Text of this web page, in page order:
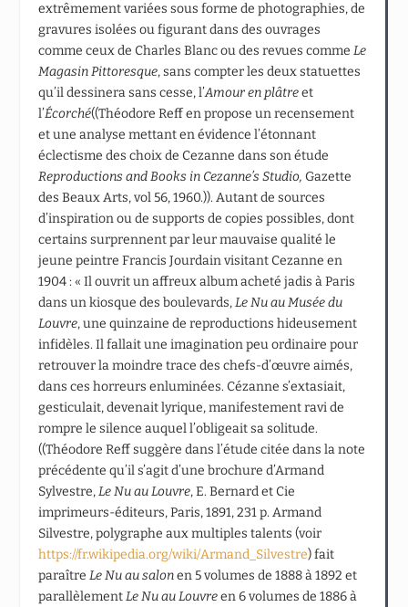
extrêmement variées sous forme de photographies, de
gravures isolées ou figurant dans des ouvrages
comme ceux de Charles Blanc ou des revues commeLe
Magasin Pittoresque, sans compter les deux statuettes
qu’il dessinera sans cesse, l’Amour en plâtreet
l’Écorché((Théodore Reff en propose un recensement
et une analyse mettant en évidence l’étonnant
éclectisme des choix de Cezanne dans son étude
Reproductions and Books in Cezanne’s Studio, Gazette
des Beaux Arts, vol 56, 1960.)). Autant de sources
d’inspiration ou de supports de copies possibles, dont
certains surprennent par leur mauvaise qualité le
jeune peintre Francis Jourdain visitant Cezanne en
1904 : « Il ouvrit un affreux album acheté jadis à Paris
dans un kiosque des boulevards,Le Nu au Musée du
Louvre, une quinzaine de reproductions hideusement
infidèles. Il fallait une imagination peu ordinaire pour
retrouver la moindre trace des chefs-d’œuvre aimés,
dans ces horreurs enluminées. Cézanne s’extasiait,
gesticulait, devenait lyrique, manifestement ravi de
rompre le silence auquel l’obligeait sa solitude.
((Théodore Reff suggère dans l’étude citée dans la note
précédente qu’il s’agit d’une brochure d’Armand
Sylvestre,Le Nu au Louvre, E. Bernard et Cie
imprimeurs-éditeurs, Paris, 1891, 231 p. Armand
Silvestre, polygraphe aux multiples talents (voir
https://fr.wikipedia.org/wiki/Armand_Silvestre) fait
paraîtreLe Nu au salonen 5 volumes de 1888 à 1892 et
parallèlementLe Nu au Louvreen 6 volumes de 1886 à